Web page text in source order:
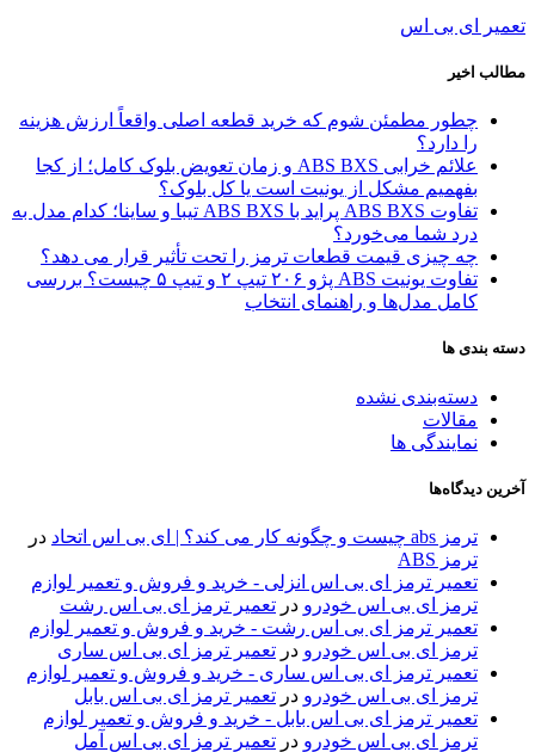
تعمیر ای بی اس
مطالب اخیر
چطور مطمئن شوم که خرید قطعه اصلی واقعاً ارزش هزینه
را دارد؟
علائم خرابی ABS BXS و زمان تعویض بلوک کامل؛ از کجا
بفهمیم مشکل از یونیت است یا کل بلوک؟
تفاوت ABS BXS پراید با ABS BXS تیبا و ساینا؛ کدام مدل به
درد شما می‌خورد؟
چه چیزی قیمت قطعات ترمز را تحت تأثیر قرار می دهد؟
تفاوت یونیت ABS پژو ۲۰۶ تیپ ۲ و تیپ ۵ چیست؟ بررسی
کامل مدل‌ها و راهنمای انتخاب
دسته بندی ها
دسته‌بندی نشده
مقالات
نمایندگی ها
آخرین دیدگاه‌ها
ترمز abs چیست و چگونه کار می کند؟ | ای بی اس اتحاد
در
ترمز ABS
تعمیر ترمز ای بی اس انزلی - خرید و فروش و تعمیر لوازم
ترمز ای بی اس خودرو در تعمیر ترمز ای بی اس رشت
تعمیر ترمز ای بی اس رشت - خرید و فروش و تعمیر لوازم
ترمز ای بی اس خودرو در تعمیر ترمز ای بی اس ساری
تعمیر ترمز ای بی اس ساری - خرید و فروش و تعمیر لوازم
ترمز ای بی اس خودرو در تعمیر ترمز ای بی اس بابل
تعمیر ترمز ای بی اس بابل - خرید و فروش و تعمیر لوازم
ترمز ای بی اس خودرو در تعمیر ترمز ای بی اس آمل